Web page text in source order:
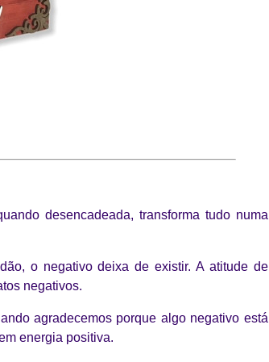
desencadeada, transforma tudo numa
o negativo deixa de existir. A atitude de
negativos.
agradecemos porque algo negativo está
energia positiva.